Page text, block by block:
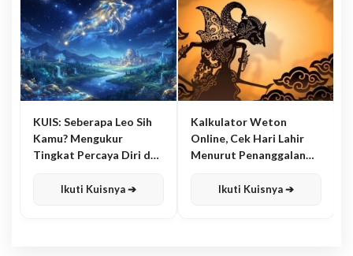
KUIS: Seberapa Leo Sih
Kamu? Mengukur
Tingkat Percaya Diri dan
Ikuti Kuisnya ➔
Kalkulator Weton
Online, Cek Hari Lahir
Menurut Penanggalan
Ikuti Kuisnya ➔